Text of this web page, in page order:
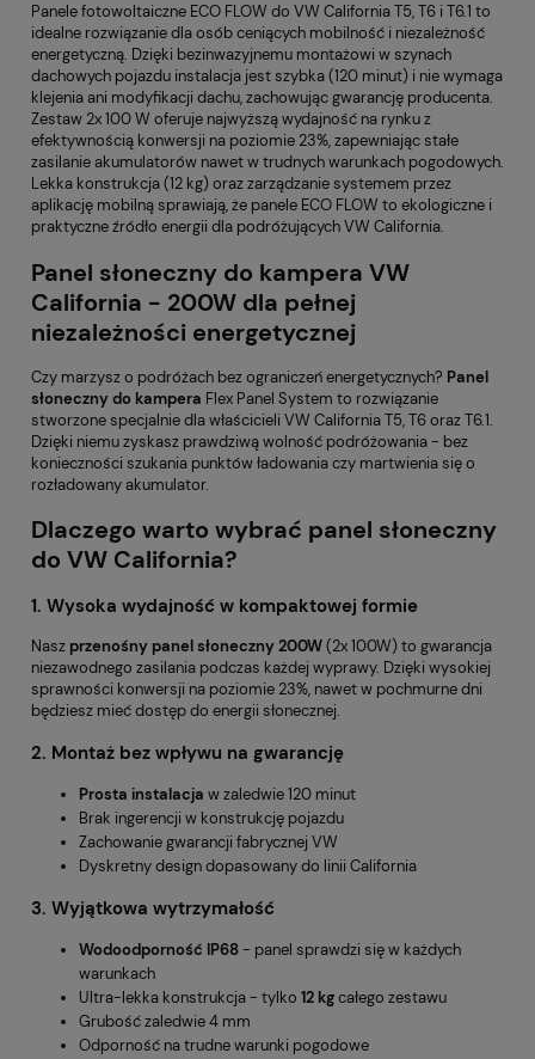
Panele fotowoltaiczne ECO FLOW do VW California T5, T6 i T6.1 to
idealne rozwiązanie dla osób ceniących mobilność i niezależność
energetyczną. Dzięki bezinwazyjnemu montażowi w szynach
dachowych pojazdu instalacja jest szybka (120 minut) i nie wymaga
klejenia ani modyfikacji dachu, zachowując gwarancję producenta.
Zestaw 2x 100 W oferuje najwyższą wydajność na rynku z
efektywnością konwersji na poziomie 23%, zapewniając stałe
zasilanie akumulatorów nawet w trudnych warunkach pogodowych.
Lekka konstrukcja (12 kg) oraz zarządzanie systemem przez
aplikację mobilną sprawiają, że panele ECO FLOW to ekologiczne i
praktyczne źródło energii dla podróżujących VW California.
Panel słoneczny do kampera VW
California - 200W dla pełnej
niezależności energetycznej
Czy marzysz o podróżach bez ograniczeń energetycznych? Panel
słoneczny do kampera Flex Panel System to rozwiązanie
stworzone specjalnie dla właścicieli VW California T5, T6 oraz T6.1.
Dzięki niemu zyskasz prawdziwą wolność podróżowania - bez
konieczności szukania punktów ładowania czy martwienia się o
rozładowany akumulator.
Dlaczego warto wybrać panel słoneczny
do VW California?
1. Wysoka wydajność w kompaktowej formie
Nasz przenośny panel słoneczny 200W(2x 100W) to gwarancja
niezawodnego zasilania podczas każdej wyprawy. Dzięki wysokiej
sprawności konwersji na poziomie 23%, nawet w pochmurne dni
będziesz mieć dostęp do energii słonecznej.
2. Montaż bez wpływu na gwarancję
Prosta instalacja w zaledwie 120 minut
Brak ingerencji w konstrukcję pojazdu
Zachowanie gwarancji fabrycznej VW
Dyskretny design dopasowany do linii California
3. Wyjątkowa wytrzymałość
Wodoodporność IP68- panel sprawdzi się w każdych
warunkach
Ultra-lekka konstrukcja - tylko 12 kgcałego zestawu
Grubość zaledwie 4 mm
Odporność na trudne warunki pogodowe